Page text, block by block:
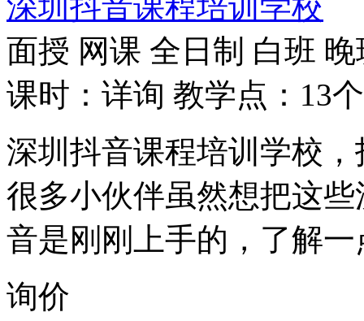
面授 网课 全日制 白班 晚
课时：详询 教学点：13个
深圳抖音课程培训学校
很多小伙伴虽然想把这
音是刚刚上手的，了解
询价